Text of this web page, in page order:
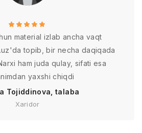
material izlab ancha vaqt
topib, bir necha daqiqada
ham juda qulay, sifati esa
yaxshi chiqdi
Tojiddinova, talaba
Xaridor